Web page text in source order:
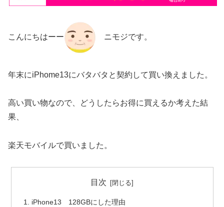
こんにちはーー ニモジです。
年末にiPhome13にバタバタと契約して買い換えました。
高い買い物なので、どうしたらお得に買えるか考えた結
果、
楽天モバイルで買いました。
目次
iPhone13 128GBにした理由